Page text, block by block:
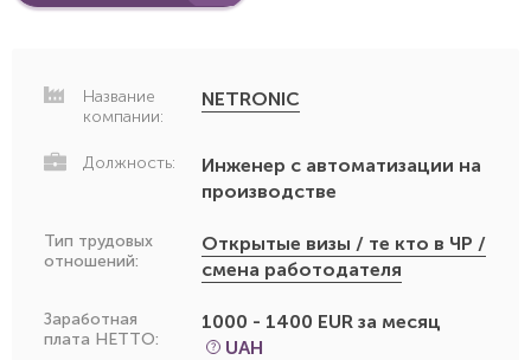
Название
компании:
NETRONIC
Должность:
Инженер с автоматизации на
производстве
Тип трудовых
отношений:
Открытые визы / те кто в ЧР /
смена работодателя
Заработная
плата НЕТТО:
1000 - 1400 EUR за месяц
UAH